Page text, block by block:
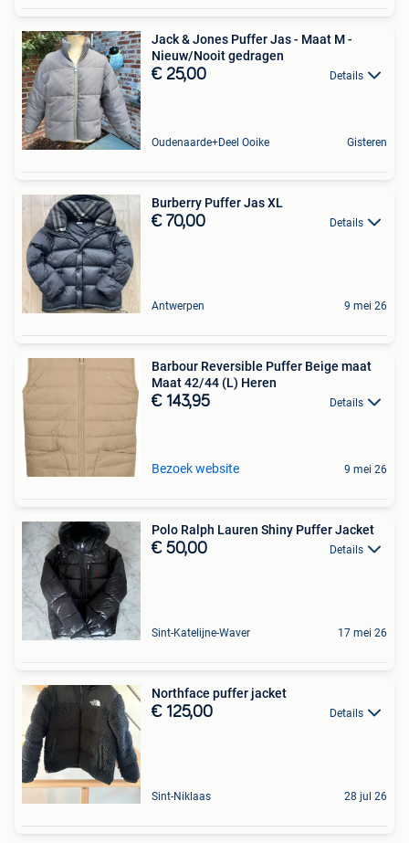
Jack & Jones Puffer Jas - Maat M -
Nieuw/Nooit gedragen
€ 25,00 Details
Oudenaarde+Deel Ooike Gisteren
Burberry Puffer Jas XL
€ 70,00 Details
Antwerpen 9 mei 26
Barbour Reversible Puffer Beige maat
Maat 42/44 (L) Heren
€ 143,95 Details
Bezoek website 9 mei 26
Polo Ralph Lauren Shiny Puffer Jacket
€ 50,00 Details
Sint-Katelijne-Waver 17 mei 26
Northface puffer jacket
€ 125,00 Details
Sint-Niklaas 28 jul 26